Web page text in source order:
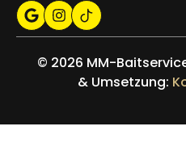
© 2026 MM-
& Umsetzung: